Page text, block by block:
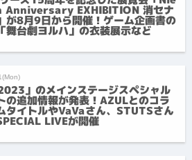
EXHIBITION 消セナ
が8月9日から開催！ゲーム企画書の
舞台劇ヨルハ」の衣装展示など
」のメインステージスペシャル
の追加情報が発表！AZULとのコラ
タイトルやVaVaさん、STUTSさん
LIVEが開催